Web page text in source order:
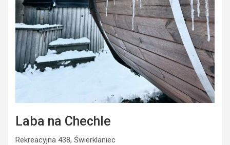
Laba na Chechle
Rekreacyjna 438, Świerklaniec